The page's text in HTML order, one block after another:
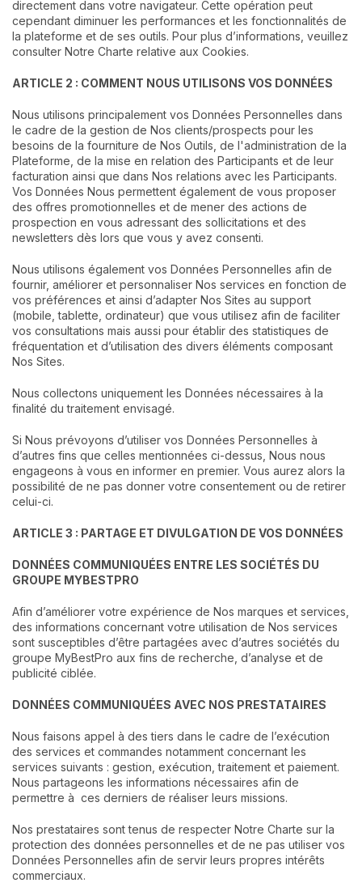
directement dans votre navigateur. Cette opération peut
cependant diminuer les performances et les fonctionnalités de
la plateforme et de ses outils. Pour plus d’informations, veuillez
consulter Notre Charte relative aux Cookies.
ARTICLE 2 : COMMENT NOUS UTILISONS VOS DONNÉES
Nous utilisons principalement vos Données Personnelles dans
le cadre de la gestion de Nos clients/prospects pour les
besoins de la fourniture de Nos Outils, de l'administration de la
Plateforme, de la mise en relation des Participants et de leur
facturation ainsi que dans Nos relations avec les Participants.
Vos Données Nous permettent également de vous proposer
des offres promotionnelles et de mener des actions de
prospection en vous adressant des sollicitations et des
newsletters dès lors que vous y avez consenti.
Nous utilisons également vos Données Personnelles afin de
fournir, améliorer et personnaliser Nos services en fonction de
vos préférences et ainsi d’adapter Nos Sites au support
(mobile, tablette, ordinateur) que vous utilisez afin de faciliter
vos consultations mais aussi pour établir des statistiques de
fréquentation et d’utilisation des divers éléments composant
Nos Sites.
Nous collectons uniquement les Données nécessaires à la
finalité du traitement envisagé.
Si Nous prévoyons d’utiliser vos Données Personnelles à
d’autres fins que celles mentionnées ci-dessus, Nous nous
engageons à vous en informer en premier. Vous aurez alors la
possibilité de ne pas donner votre consentement ou de retirer
celui-ci.
ARTICLE 3 : PARTAGE ET DIVULGATION DE VOS DONNÉES
DONNÉES COMMUNIQUÉES ENTRE LES SOCIÉTÉS DU
GROUPE MYBESTPRO
Afin d’améliorer votre expérience de Nos marques et services,
des informations concernant votre utilisation de Nos services
sont susceptibles d’être partagées avec d’autres sociétés du
groupe MyBestPro aux fins de recherche, d’analyse et de
publicité ciblée.
DONNÉES COMMUNIQUÉES AVEC NOS PRESTATAIRES
Nous faisons appel à des tiers dans le cadre de l’exécution
des services et commandes notamment concernant les
services suivants : gestion, exécution, traitement et paiement.
Nous partageons les informations nécessaires afin de
permettre à ces derniers de réaliser leurs missions.
Nos prestataires sont tenus de respecter Notre Charte sur la
protection des données personnelles et de ne pas utiliser vos
Données Personnelles afin de servir leurs propres intérêts
commerciaux.